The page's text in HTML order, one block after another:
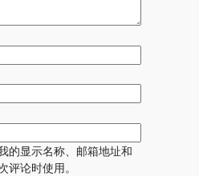
的显示名称、邮箱地址和
评论时使用。